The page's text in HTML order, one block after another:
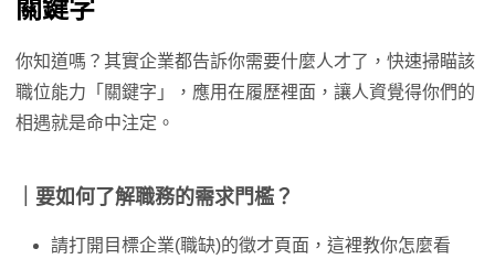
關鍵字
你知道嗎？其實企業都告訴你需要什麼人才了，快速掃瞄該
職位能力「關鍵字」，應用在履歷裡面，讓人資覺得你們的
相遇就是命中注定。
｜要如何了解職務的需求門檻？
請打開目標企業(職缺)的徵才頁面，這裡教你怎麼看